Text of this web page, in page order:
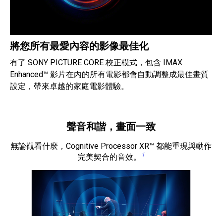
將您所有最愛內容的影像最佳化
有了 SONY PICTURE CORE 校正模式，包含 IMAX
Enhanced™ 影片在內的所有電影都會自動調整成最佳畫質
設定，帶來卓越的家庭電影體驗。
聲音和諧，畫面一致
無論觀看什麼，Cognitive Processor XR™ 都能重現與動作
完美契合的音效。
1